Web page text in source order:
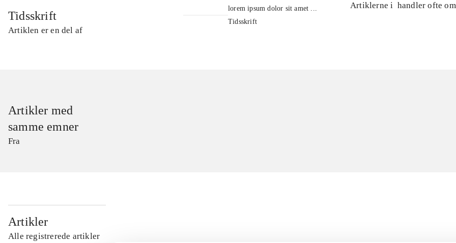
Tidsskrift
Artiklen er en del af
lorem ipsum dolor sit amet ...
Tidsskrift
Artiklerne i handler ofte om
Artikler med
samme emner
Fra
Artikler
Alle registrerede artikler